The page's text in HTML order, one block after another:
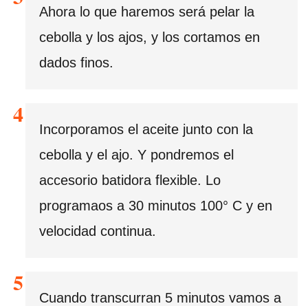
Ahora lo que haremos será pelar la
cebolla y los ajos, y los cortamos en
dados finos.
Incorporamos el aceite junto con la
cebolla y el ajo. Y pondremos el
accesorio batidora flexible. Lo
programaos a 30 minutos 100° C y en
velocidad continua.
Cuando transcurran 5 minutos vamos a